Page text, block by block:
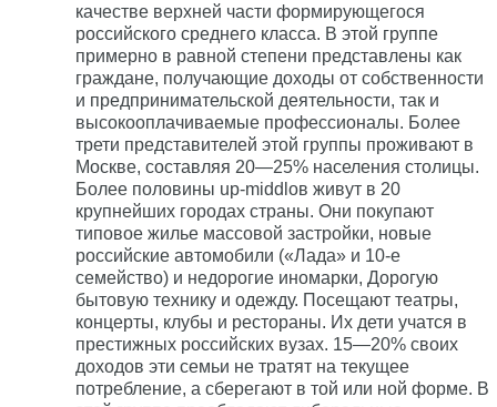
качестве верхней части формирующегося
российского среднего класса. В этой группе
примерно в равной степени представлены как
граждане, получающие доходы от собственности
и предпринимательской деятельности, так и
высокооплачиваемые профессионалы. Более
трети представителей этой группы проживают в
Москве, составляя 20—25% населения столицы.
Более половины up-middlов живут в 20
крупнейших городах страны. Они покупают
типовое жилье массовой застройки, новые
российские автомобили («Лада» и 10-е
семейство) и недорогие иномарки, Дорогую
бытовую технику и одежду. Посещают театры,
концерты, клубы и рестораны. Их дети учатся в
престижных российских вузах. 15—20% своих
доходов эти семьи не тратят на текущее
потребление, а сберегают в той или ной форме. В